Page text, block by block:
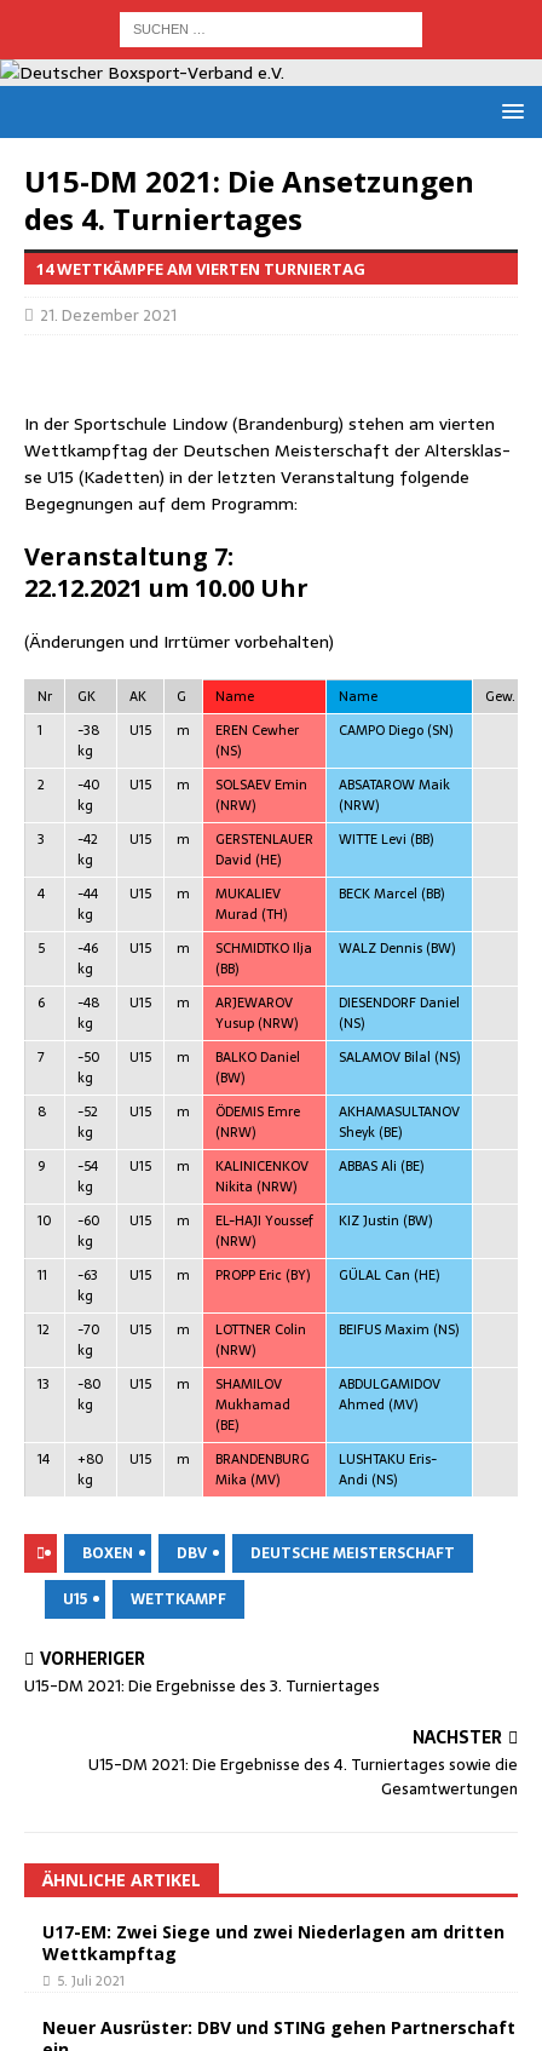
U15-DM 2021: Die Anset­zun­gen
des 4. Turniertages
14 WETTKÄMPFE AM VIERTEN TURNIERTAG
21. Dezember 2021
In der Sport­schu­le Lin­dow (Bran­den­burg) ste­hen am vier­ten
Wett­kampf­tag der Deut­schen Meis­ter­schaft der Alters­klas­
se U15 (Kadet­ten) in der letz­ten Ver­an­stal­tung fol­gen­de
Begeg­nun­gen auf dem Programm:
Ver­an­stal­tung 7:
22.12.2021 um 10.00 Uhr
(Ände­run­gen und Irr­tü­mer vorbehalten)
Nr GK AK G Name Name Gew.
1
-38
kg
U15 m
EREN Cewher
(NS)
CAMPO Die­go (SN)
2
-40
kg
U15 m
SOLSAEV Emin
(NRW)
ABSATAROW Maik
(NRW)
3
-42
kg
U15 m
GERSTENLAUER
David (HE)
WITTE Levi (BB)
4
-44
kg
U15 m
MUKALIEV
Murad (TH)
BECK Mar­cel (BB)
5
-46
kg
U15 m
SCHMIDTKO Ilja
(BB)
WALZ Den­nis (BW)
6
-48
kg
U15 m
ARJEWAROV
Yusup (NRW)
DIESENDORF Dani­el
(NS)
7
-50
kg
U15 m
BALKO Dani­el
(BW)
SALAMOV Bil­al (NS)
8
-52
kg
U15 m
ÖDEMIS Emre
(NRW)
AKHAMASULTANOV
Sheyk (BE)
9
-54
kg
U15 m
KALINICENKOV
Niki­ta (NRW)
ABBAS Ali (BE)
10
-60
kg
U15 m
EL-HAJI Yous­sef
(NRW)
KIZ Jus­tin (BW)
11
-63
kg
U15 m PROPP Eric (BY) GÜLAL Can (HE)
12
-70
kg
U15 m
LOTTNER Colin
(NRW)
BEIFUS Maxim (NS)
13
-80
kg
U15 m
SHAMILOV
Muk­ha­mad
(BE)
ABDULGAMIDOV
Ahmed (MV)
14
+80
kg
U15 m
BRANDENBURG
Mika (MV)
LUSHTAKU Eris-
Andi (NS)
BOXEN DBV
DEUTSCHE MEISTERSCHAFT
U15
WETTKAMPF
VORHERIGER
U15-DM 2021: Die Ergeb­nis­se des 3. Turniertages
NÄCHSTER
U15-DM 2021: Die Ergeb­nis­se des 4. Tur­nier­ta­ges sowie die
Gesamtwertungen
ÄHNLICHE ARTIKEL
U17-EM: Zwei Sie­ge und zwei Nie­der­la­gen am drit­ten
Wettkampftag
5. Juli 2021
Neu­er Aus­rüs­ter: DBV und STING gehen Part­ner­schaft